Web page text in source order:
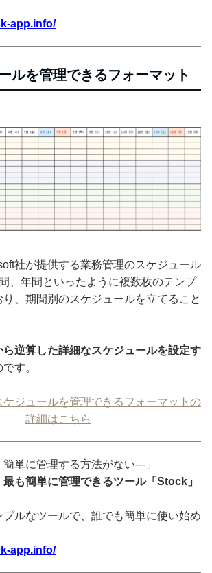
app.info/
ルを管理できるフォーマット
社が提供する業務管理のスケジュール
、年間といったように複数枚のテンプ
、期間別のスケジュールを立てること
ら逆算した詳細なスケジュールを設定す
す。
ケジュールを管理できるフォーマットの
詳細はこちら
簡単に管理する方法がない---」
も簡単に管理できるツール「Stock」
プルなツールで、誰でも簡単に使い始め
app.info/